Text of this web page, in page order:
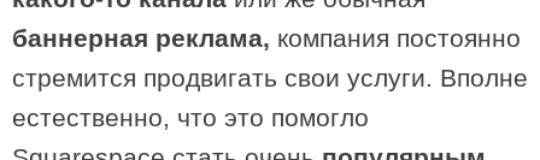
баннерная реклама, компания постоянно
стремится продвигать свои услуги. Вполне
естественно, что это помогло